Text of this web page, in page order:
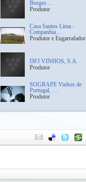
Borges …
Produtor
Casa Santos Lima -
Companhia…
Produtor e Engarrafador
DFJ VINHOS, S.A.
Produtor
SOGRAPE Vinhos de
Portugal, …
Produtor